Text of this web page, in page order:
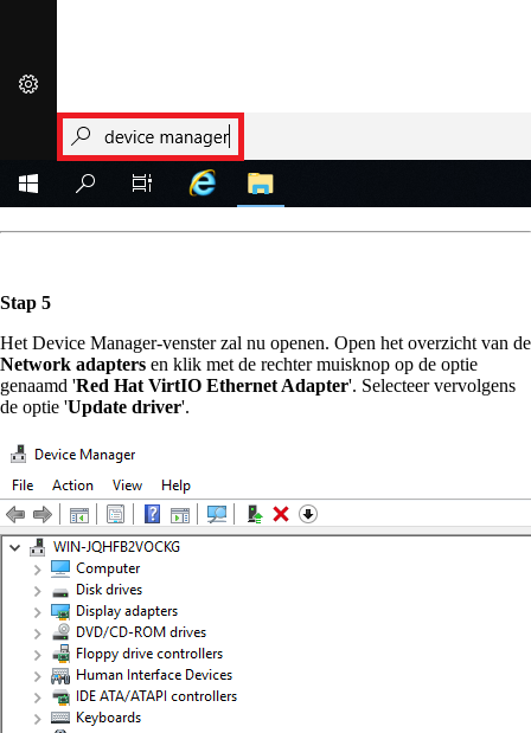
Stap 5
Het Device Manager-venster zal nu openen. Open het overzicht van de
Network adapters en klik met de rechter muisknop op de optie
genaamd 'Red Hat VirtIO Ethernet Adapter'. Selecteer vervolgens
de optie 'Update driver'.